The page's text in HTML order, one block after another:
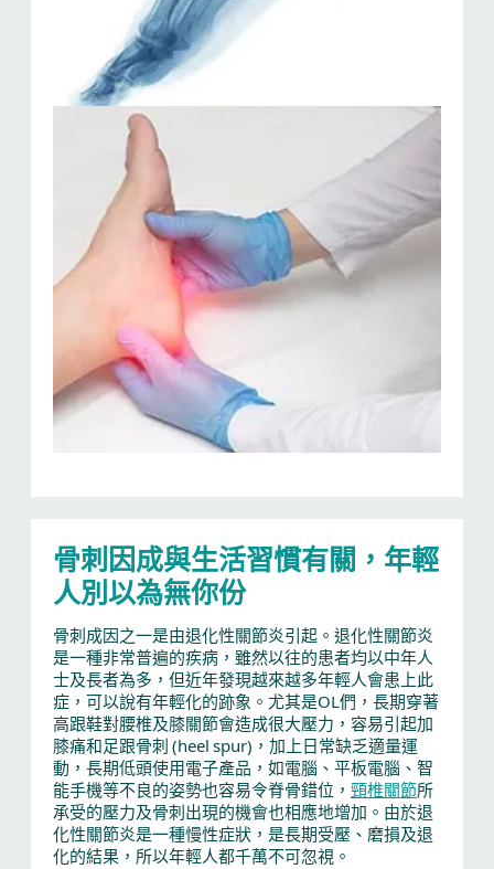
骨刺因成與生活習慣有關，年輕
人別以為無你份
骨刺成因之一是由退化性關節炎引起。退化性關節炎
是一種非常普遍的疾病，雖然以往的患者均以中年人
士及長者為多，但近年發現越來越多年輕人會患上此
症，可以說有年輕化的跡象。尤其是OL們，長期穿著
高跟鞋對腰椎及膝關節會造成很大壓力，容易引起加
膝痛和足跟骨刺 (heel spur)，加上日常缺乏適量運
動，長期低頭使用電子產品，如電腦、平板電腦、智
能手機等不良的姿勢也容易令脊骨錯位， 頸椎關節所
承受的壓力及骨刺出現的機會也相應地增加。由於退
化性關節炎是一種慢性症狀，是長期受壓、磨損及退
化的結果，所以年輕人都千萬不可忽視。